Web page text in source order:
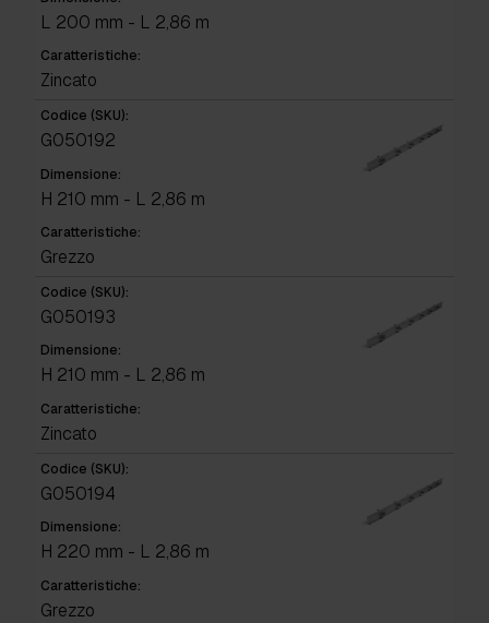
L 200 mm - L 2,86 m
Caratteristiche:
Zincato
Codice (SKU):
G050192
Dimensione:
H 210 mm - L 2,86 m
Caratteristiche:
Grezzo
Codice (SKU):
G050193
Dimensione:
H 210 mm - L 2,86 m
Caratteristiche:
Zincato
Codice (SKU):
G050194
Dimensione:
H 220 mm - L 2,86 m
Caratteristiche:
Grezzo